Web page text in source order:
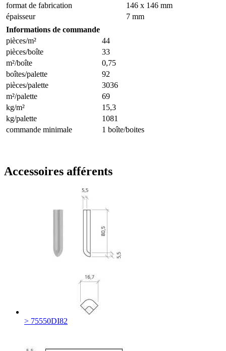
format de fabrication
146 x 146 mm
épaisseur
7 mm
Informations de commande
pièces/m²
44
pièces/boîte
33
m²/boîte
0,75
boîtes/palette
92
pièces/palette
3036
m²/palette
69
kg/m²
15,3
kg/palette
1081
commande minimale
1 boîte/boites
Accessoires afférents
> 75550DI82